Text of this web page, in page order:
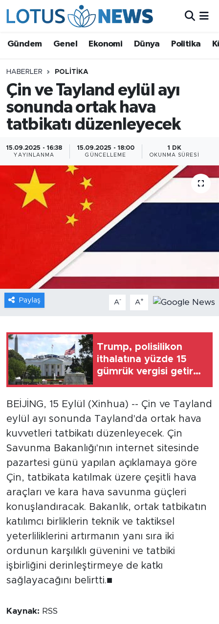
Gündem Genel Ekonomi Dünya Politika
HABERLER POLITIKA
Çin ve Tayland eylül ayı
sonunda ortak hava
tatbikatı düzenleyecek
15.09.2025 - 16:38
YAYINLANMA
15.09.2025 - 18:00
GÜNCELLEME
1 DK
OKUNMA SÜRESI
Paylaş A- A+
Trump, polisilikon
ithalatına yüzde 15
gümrük vergisi getiren
imzaladı
BEİJİNG, 15 Eylül (Xinhua) -- Çin ve Tayland
eylül ayı sonunda Tayland'da ortak hava
kuvvetleri tatbikatı düzenleyecek. Çin
Savunma Bakanlığı'nın internet sitesinde
pazartesi günü yapılan açıklamaya göre
Çin, tatbikata katılmak üzere çeşitli hava
araçları ve kara hava savunma güçleri
konuşlandıracak. Bakanlık, ortak tatbikatın
katılımcı birliklerin teknik ve taktiksel
yeterliliklerini artırmanın yanı sıra iki
ordunun karşılıklı güvenini ve tatbiki
işbirliğini derinleştirmeye de katkı
sağlayacağını belirtti.■
Kaynak: RSS
Ekonomi
Dünya
Politika
Bilim ve Teknoloji
Çin Fuarları
Sağlık
Xinhua
Xinhua Türkiye
Seyahat